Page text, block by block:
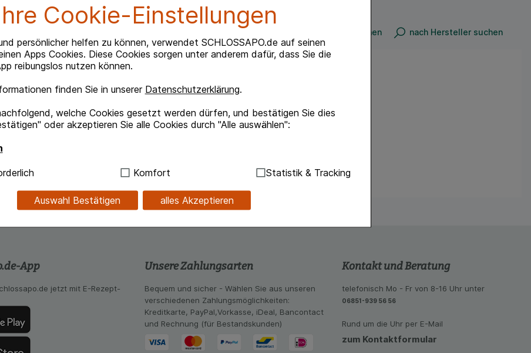
Cookie-Einstellungen
persönlicher helfen zu können, verwendet SCHLOSSAPO.de auf seinen
Apps Cookies. Diese Cookies sorgen unter anderem dafür, dass Sie die
reibungslos nutzen können.
finden Sie in unserer Datenschutzerklärung.
welche Cookies gesetzt werden dürfen, und bestätigen Sie dies
oder akzeptieren Sie alle Cookies durch "Alle auswählen":
Hierbei handelt es sich um Cookies, die für die Grundfunktionen unserer
für die Wiedererkennung des Besuchers oder unsere Seite an bevorzugte
mit deren Hilfe wir unsere Website weiter für Sie optimieren können, den
Website aber auch die Werbung auf Drittseiten möglichst relevant für Sie zu
Sie, dass Daten hierfür teilweise an Dritte wie z.B. Google oder soziale
werden.
Komfort Statistik & Tracking
Auswahl Bestätigen alles Akzeptieren
nach Produkt suchen nach Hersteller suchen
Hefen (z.B. Candida-Arten),
Infektionen durch Corynebacterium minutissimum.
der Haut und der Hautfalten, Pityriasis
App
jetzt mit E-Rezept-
Unsere Zahlungsarten
Bequem und sicher - Wählen Sie aus unseren
verschiedenen Zahlungsmöglichkeiten:
Kreditkarte, PayPal,Vorkasse, iDeal, Bancontact
und Rechnung (für Bestandskunden)
Kontakt und Beratung
telefonisch Mo - Fr von 8-16 Uhr unter
06851-939 56 56
Rund um die Uhr per E-Mail
zum Kontaktformular